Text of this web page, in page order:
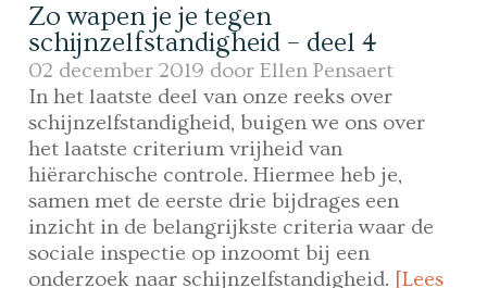
Zo wapen je je tegen
schijnzelfstandigheid – deel 4
02 december 2019 doorEllen Pensaert
In het laatste deel van onze reeks over
schijnzelfstandigheid, buigen we ons over
het laatste criterium vrijheid van
hiërarchische controle. Hiermee heb je,
samen met de eerste drie bijdrages een
inzicht in de belangrijkste criteria waar de
sociale inspectie op inzoomt bij een
onderzoek naar schijnzelfstandigheid. [Lees